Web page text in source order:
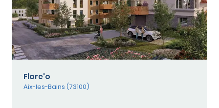
Flore'o
Aix-les-Bains (73100)